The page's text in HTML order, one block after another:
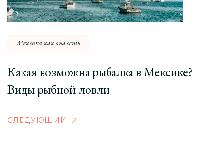
Мексика как она есть
Какая возможна рыбалка в Мексике?
Виды рыбной ловли
СЛЕДУЮЩИЙ